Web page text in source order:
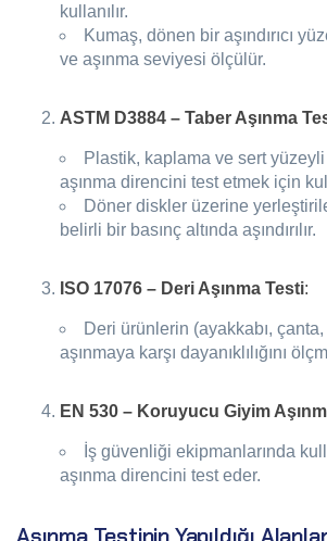
kullanılır.
Kumaş, dönen bir aşındırıcı
ve aşınma seviyesi ölçülür.
ASTM D3884 – Taber Aşınma
Plastik, kaplama ve sert
aşınma direncini test etmek için
Döner diskler üzerine
belirli bir basınç altında aşındırılır.
ISO 17076 – Deri Aşınma Testi:
Deri ürünlerin (ayakkabı,
aşınmaya karşı dayanıklılığını
EN 530 – Koruyucu Giyim
İş güvenliği ekipmanlarında
aşınma direncini test eder.